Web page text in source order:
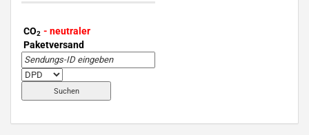
CO2 - neutraler
Paketversand